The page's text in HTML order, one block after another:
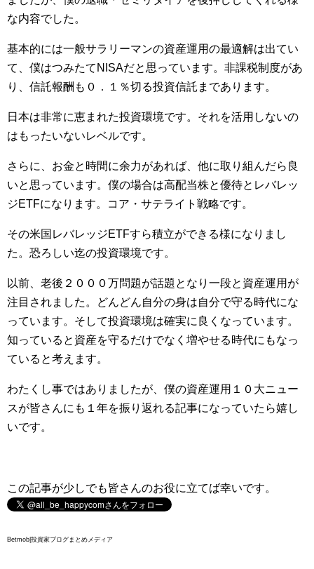
な内容でした。
基本的には一般サラリーマンの資産運用の最適解は出てい
て、僕はつみたてNISAだと思っています。非課税制度があ
り、信託報酬も０．１％切る投資信託まであります。
日本は非常に恵まれた投資環境です。それを活用しないの
はもったいないレベルです。
さらに、お金と時間に余力があれば、他に取り組んだら良
いと思っています。僕の場合は高配当株と優待とレバレッ
ジETFになります。コア・サテライト戦略です。
その米国レバレッジETFすら積立ができる様になりまし
た。恐ろしい迄の投資環境です。
以前、老後２０００万問題が話題となり一段と資産運用が
注目されました。どんどん自分の身は自分で守る時代にな
っています。そして投資環境は確実に良くなっています。
知っていると資産を守るだけでなく増やせる時代にもなっ
ていると考えます。
わたくし事ではありましたが、僕の資産運用１０大ニュー
スが皆さんにも１年を振り返れる記事になっていたら嬉し
いです。
この記事が少しでも皆さんのお役に立てば幸いです。
Betmob|投資家ブログまとめメディア